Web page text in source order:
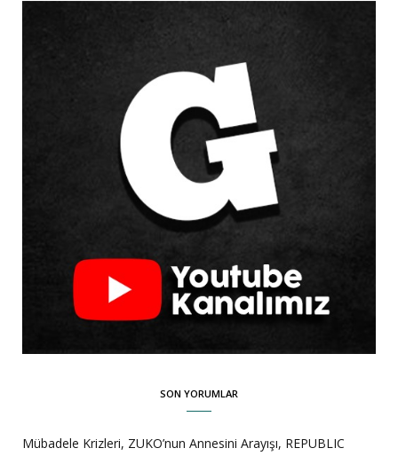
SON YORUMLAR
Mübadele Krizleri, ZUKO’nun Annesini Arayışı, REPUBLIC